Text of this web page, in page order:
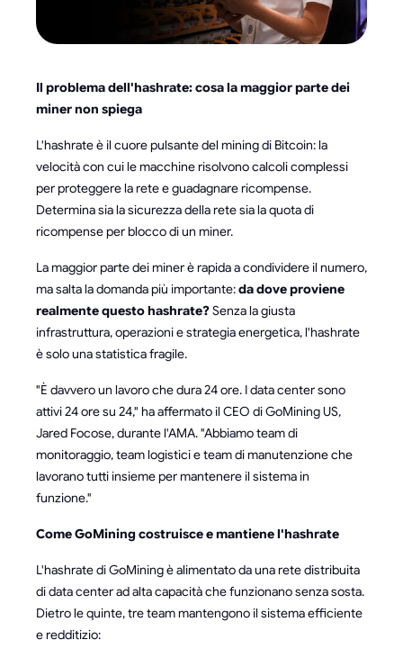
Il problema dell'hashrate: cosa la maggior parte dei
miner non spiega
L'hashrate è il cuore pulsante del mining di Bitcoin: la
velocità con cui le macchine risolvono calcoli complessi
per proteggere la rete e guadagnare ricompense.
Determina sia la sicurezza della rete sia la quota di
ricompense per blocco di un miner.
La maggior parte dei miner è rapida a condividere il numero,
ma salta la domanda più importante:da dove proviene
realmente questo hashrate?Senza la giusta
infrastruttura, operazioni e strategia energetica, l'hashrate
è solo una statistica fragile.
"È davvero un lavoro che dura 24 ore. I data center sono
attivi 24 ore su 24," ha affermato il CEO di GoMining US,
Jared Focose, durante l'AMA. "Abbiamo team di
monitoraggio, team logistici e team di manutenzione che
lavorano tutti insieme per mantenere il sistema in
funzione."
Come GoMining costruisce e mantiene l'hashrate
L'hashrate di GoMining è alimentato da una rete distribuita
di data center ad alta capacità che funzionano senza sosta.
Dietro le quinte, tre team mantengono il sistema efficiente
e redditizio: